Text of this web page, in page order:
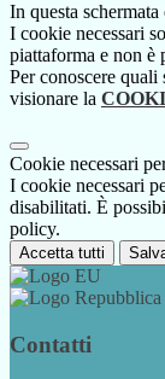
In questa
I cookie necessari
piattaforma e non è
Per conoscere
visionare la
Cookie necessari
I cookie necessari
disabilitati. È
policy.
Accetta tutti
Contatti